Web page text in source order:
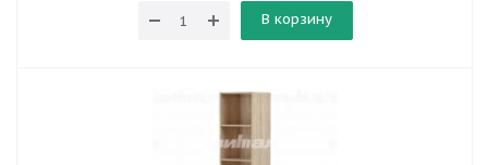
В корзину